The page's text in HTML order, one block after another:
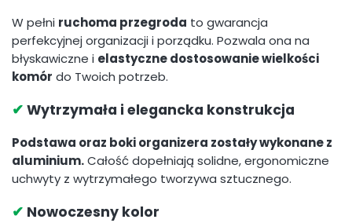
W pełni ruchoma przegroda to gwarancja
perfekcyjnej organizacji i porządku. Pozwala ona na
błyskawiczne i elastyczne dostosowanie wielkości
komór do Twoich potrzeb.
✔ Wytrzymała i elegancka konstrukcja
Podstawa oraz boki organizera zostały wykonane z
aluminium.Całość dopełniają solidne, ergonomiczne
uchwyty z wytrzymałego tworzywa sztucznego.
✔ Nowoczesny kolor